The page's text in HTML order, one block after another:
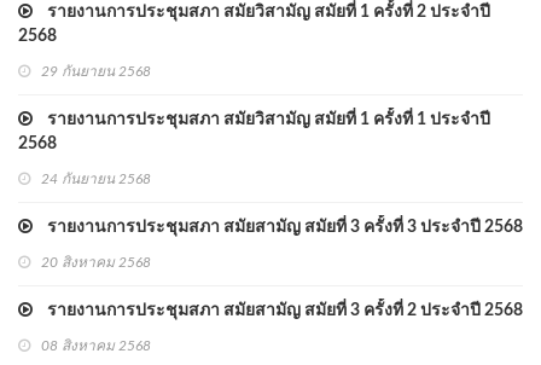
รายงานการประชุมสภา สมัยวิสามัญ สมัยที่ 1 ครั้งที่ 2 ประจำปี
2568
29 กันยายน 2568
รายงานการประชุมสภา สมัยวิสามัญ สมัยที่ 1 ครั้งที่ 1 ประจำปี
2568
24 กันยายน 2568
รายงานการประชุมสภา สมัยสามัญ สมัยที่ 3 ครั้งที่ 3 ประจำปี 2568
20 สิงหาคม 2568
รายงานการประชุมสภา สมัยสามัญ สมัยที่ 3 ครั้งที่ 2 ประจำปี 2568
08 สิงหาคม 2568